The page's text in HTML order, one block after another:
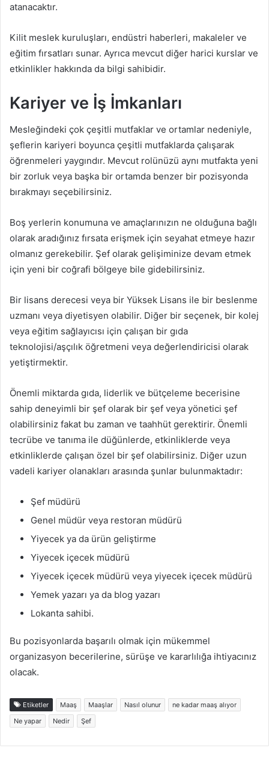
atanacaktır.
Kilit meslek kuruluşları, endüstri haberleri, makaleler ve
eğitim fırsatları sunar. Ayrıca mevcut diğer harici kurslar ve
etkinlikler hakkında da bilgi sahibidir.
Kariyer ve İş İmkanları
Mesleğindeki çok çeşitli mutfaklar ve ortamlar nedeniyle,
şeflerin kariyeri boyunca çeşitli mutfaklarda çalışarak
öğrenmeleri yaygındır. Mevcut rolünüzü aynı mutfakta yeni
bir zorluk veya başka bir ortamda benzer bir pozisyonda
bırakmayı seçebilirsiniz.
Boş yerlerin konumuna ve amaçlarınızın ne olduğuna bağlı
olarak aradığınız fırsata erişmek için seyahat etmeye hazır
olmanız gerekebilir. Şef olarak gelişiminize devam etmek
için yeni bir coğrafi bölgeye bile gidebilirsiniz.
Bir lisans derecesi veya bir Yüksek Lisans ile bir beslenme
uzmanı veya diyetisyen olabilir. Diğer bir seçenek, bir kolej
veya eğitim sağlayıcısı için çalışan bir gıda
teknolojisi/aşçılık öğretmeni veya değerlendiricisi olarak
yetiştirmektir.
Önemli miktarda gıda, liderlik ve bütçeleme becerisine
sahip deneyimli bir şef olarak bir şef veya yönetici şef
olabilirsiniz fakat bu zaman ve taahhüt gerektirir. Önemli
tecrübe ve tanıma ile düğünlerde, etkinliklerde veya
etkinliklerde çalışan özel bir şef olabilirsiniz. Diğer uzun
vadeli kariyer olanakları arasında şunlar bulunmaktadır:
Şef müdürü
Genel müdür veya restoran müdürü
Yiyecek ya da ürün geliştirme
Yiyecek içecek müdürü
Yiyecek içecek müdürü veya yiyecek içecek müdürü
Yemek yazarı ya da blog yazarı
Lokanta sahibi.
Bu pozisyonlarda başarılı olmak için mükemmel
organizasyon becerilerine, sürüşe ve kararlılığa ihtiyacınız
olacak.
Etiketler Maaş Maaşlar Nasıl olunur
ne kadar maaş alıyor
Ne yapar
Nedir Şef